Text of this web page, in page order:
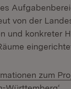
von der
und konkreter
zum